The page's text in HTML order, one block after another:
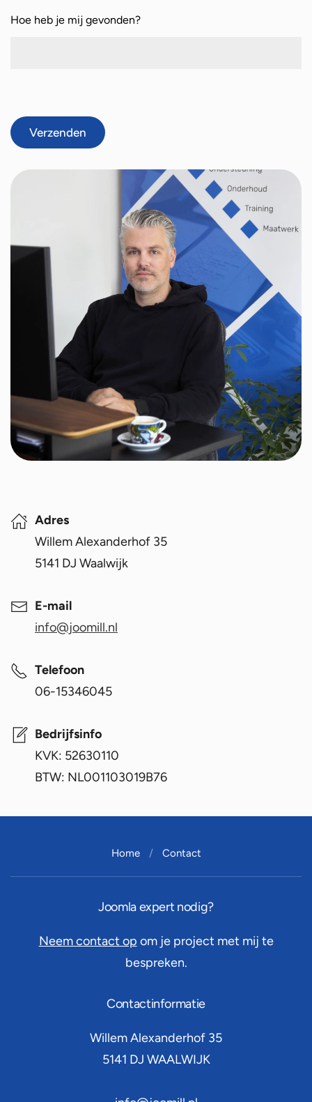
Hoe heb je mij gevonden?
Verzenden
Adres
Willem Alexanderhof 35
5141 DJ Waalwijk
E-mail
info@joomill.nl
Telefoon
06-15346045
Bedrijfsinfo
KVK: 52630110
BTW: NL001103019B76
Home Contact
Joomla expert nodig?
Neem contact op om je project met mij te
bespreken.
Contactinformatie
Willem Alexanderhof 35
5141 DJ WAALWIJK